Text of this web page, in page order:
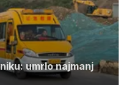
umrlo najmanj